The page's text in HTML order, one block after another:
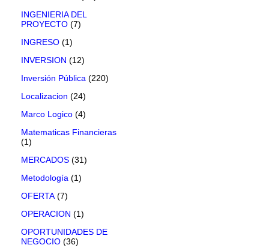
INGENIERIA DEL
PROYECTO (7)
INGRESO (1)
INVERSION (12)
Inversión Pública (220)
Localizacion (24)
Marco Logico (4)
Matematicas Financieras
(1)
MERCADOS (31)
Metodología (1)
OFERTA (7)
OPERACION (1)
OPORTUNIDADES DE
NEGOCIO (36)